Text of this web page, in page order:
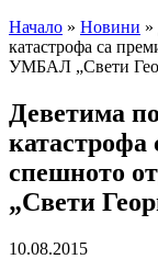
Начало » Новини »
катастрофа са
УМБАЛ „Свети
Деветима
катастрофа
спешното
„Свети
10.08.2015